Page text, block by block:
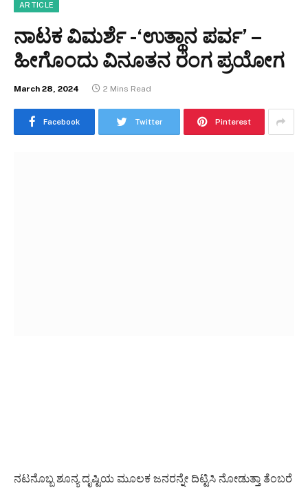
ARTICLE
ನಾಟಕ ವಿಮರ್ಶೆ -‘ಉತ್ಥಾನ ಪರ್ವ’ –
ಹೀಗೊಂದು ವಿನೂತನ ರಂಗ ಪ್ರಯೋಗ
March 28, 2024 2 Mins Read
Facebook Twitter Pinterest
ನಟನೊಬ್ಬ ಶೂನ್ಯ ದೃಷ್ಟಿಯ ಮೂಲಕ ಜನರನ್ನೇ ದಿಟ್ಟಿಸಿ ನೋಡುತ್ತಾ ತೆಂಬರೆ